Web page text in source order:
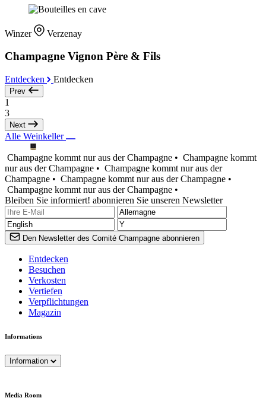
Winzer Verzenay
Champagne Vignon Père & Fils
Entdecken Entdecken
Prev
1
3
Next
Alle Weinkeller
Champagne kommt nur aus der Champagne • Champagne kommt
nur aus der Champagne • Champagne kommt nur aus der
Champagne • Champagne kommt nur aus der Champagne •
Champagne kommt nur aus der Champagne •
Bleiben Sie informiert! abonnieren Sie unseren Newsletter
Den Newsletter des Comité Champagne abonnieren
Entdecken
Besuchen
Verkosten
Vertiefen
Verpflichtungen
Magazin
Informations
Information
Media Room